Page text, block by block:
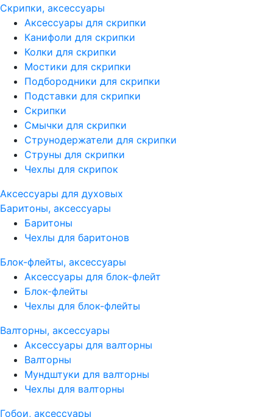
Скрипки, аксессуары
Аксессуары для скрипки
Канифоли для скрипки
Колки для скрипки
Мостики для скрипки
Подбородники для скрипки
Подставки для скрипки
Скрипки
Смычки для скрипки
Струнодержатели для скрипки
Струны для скрипки
Чехлы для скрипок
Аксессуары для духовых
Баритоны, аксессуары
Баритоны
Чехлы для баритонов
Блок-флейты, аксессуары
Аксессуары для блок-флейт
Блок-флейты
Чехлы для блок-флейты
Валторны, аксессуары
Аксессуары для валторны
Валторны
Мундштуки для валторны
Чехлы для валторны
Гобои, аксессуары